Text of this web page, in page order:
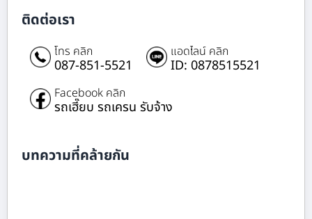
ติดต่อเรา
โทร คลิก
087-851-5521
แอดไลน์ คลิก
ID: 0878515521
Facebook คลิก
รถเฮี๊ยบ รถเครน รับจ้าง
บทความที่คล้ายกัน